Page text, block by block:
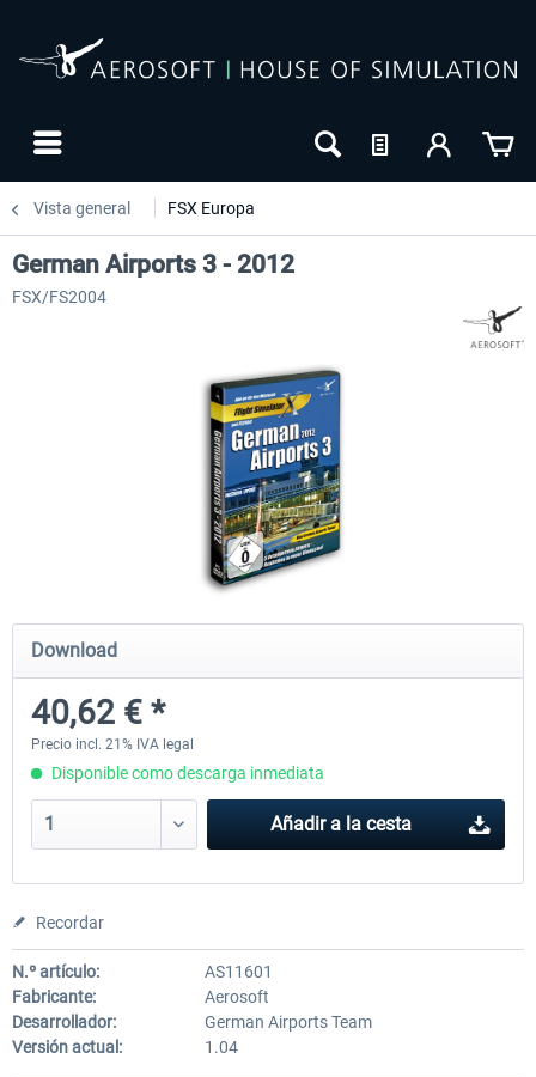
Vista general FSX Europa
Mega Airport Frankfurt V2.0
30,45 € *
Mega Airport Berlin
German Airports 3 - 2012
FSX/FS2004
Download
40,62 € *
Precio incl. 21% IVA legal
Disponible como descarga inmediata
Añadir a la cesta
Recordar
N.º artículo:
AS11601
Fabricante:
Aerosoft
Desarrollador:
German Airports Team
Versión actual:
1.04